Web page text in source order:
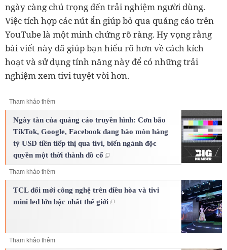
ngày càng chú trọng đến trải nghiệm người dùng.
Việc tích hợp các nút ẩn giúp bỏ qua quảng cáo trên
YouTube là một minh chứng rõ ràng. Hy vọng rằng
bài viết này đã giúp bạn hiểu rõ hơn về cách kích
hoạt và sử dụng tính năng này để có những trải
nghiệm xem tivi tuyệt vời hơn.
Tham khảo thêm
Ngày tàn của quảng cáo truyền hình: Cơn bão
TikTok, Google, Facebook đang bào mòn hàng
tỷ USD tiền tiếp thị qua tivi, biến ngành độc
quyền một thời thành đồ cổ
Tham khảo thêm
TCL đổi mới công nghệ trên điều hòa và tivi
mini led lớn bậc nhất thế giới
Tham khảo thêm